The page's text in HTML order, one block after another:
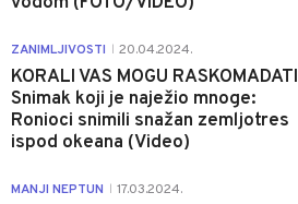
ZANIMLJIVOSTI 20.04.2024.
KORALI VAS MOGU RASKOMADATI
Snimak koji je naježio mnoge:
Ronioci snimili snažan zemljotres
ispod okeana (Video)
MANJI NEPTUN 17.03.2024.